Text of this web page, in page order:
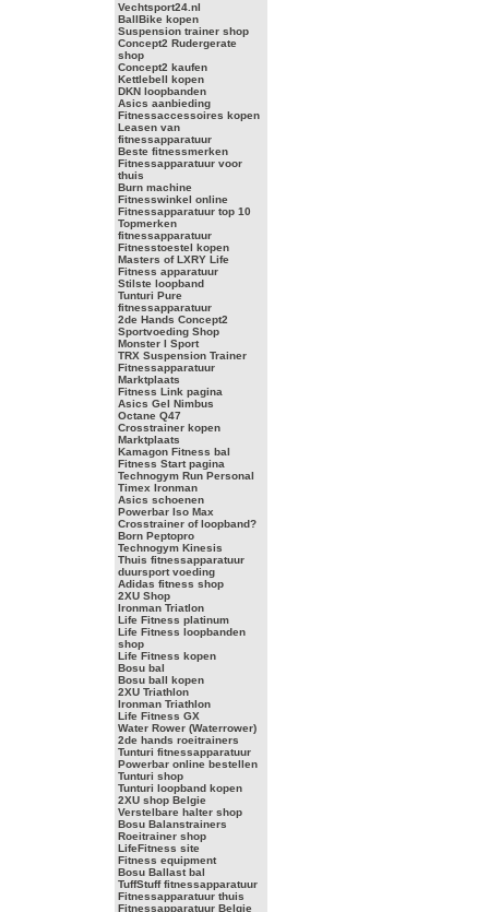
Vechtsport24.nl
BallBike kopen
Suspension trainer shop
Concept2 Rudergerate
shop
Concept2 kaufen
Kettlebell kopen
DKN loopbanden
Asics aanbieding
Fitnessaccessoires kopen
Leasen van
fitnessapparatuur
Beste fitnessmerken
Fitnessapparatuur voor
thuis
Burn machine
Fitnesswinkel online
Fitnessapparatuur top 10
Topmerken
fitnessapparatuur
Fitnesstoestel kopen
Masters of LXRY Life
Fitness apparatuur
Stilste loopband
Tunturi Pure
fitnessapparatuur
2de Hands Concept2
Sportvoeding Shop
Monster I Sport
TRX Suspension Trainer
Fitnessapparatuur
Marktplaats
Fitness Link pagina
Asics Gel Nimbus
Octane Q47
Crosstrainer kopen
Marktplaats
Kamagon Fitness bal
Fitness Start pagina
Technogym Run Personal
Timex Ironman
Asics schoenen
Powerbar Iso Max
Crosstrainer of loopband?
Born Peptopro
Technogym Kinesis
Thuis fitnessapparatuur
duursport voeding
Adidas fitness shop
2XU Shop
Ironman Triatlon
Life Fitness platinum
Life Fitness loopbanden
shop
Life Fitness kopen
Bosu bal
Bosu ball kopen
2XU Triathlon
Ironman Triathlon
Life Fitness GX
Water Rower (Waterrower)
2de hands roeitrainers
Tunturi fitnessapparatuur
Powerbar online bestellen
Tunturi shop
Tunturi loopband kopen
2XU shop Belgie
Verstelbare halter shop
Bosu Balanstrainers
Roeitrainer shop
LifeFitness site
Fitness equipment
Bosu Ballast bal
TuffStuff fitnessapparatuur
Fitnessapparatuur thuis
Fitnessapparatuur Belgie